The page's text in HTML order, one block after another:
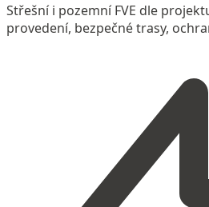
Střešní i pozemní FVE dle
provedení, bezpečné trasy,